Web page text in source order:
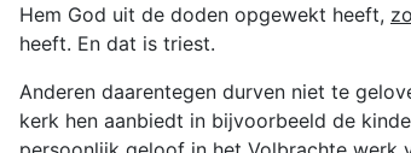
Hem God uit de doden opgewekt heeft,
heeft. En dat is triest.
Anderen daarentegen durven niet te
kerk hen aanbiedt in bijvoorbeeld de